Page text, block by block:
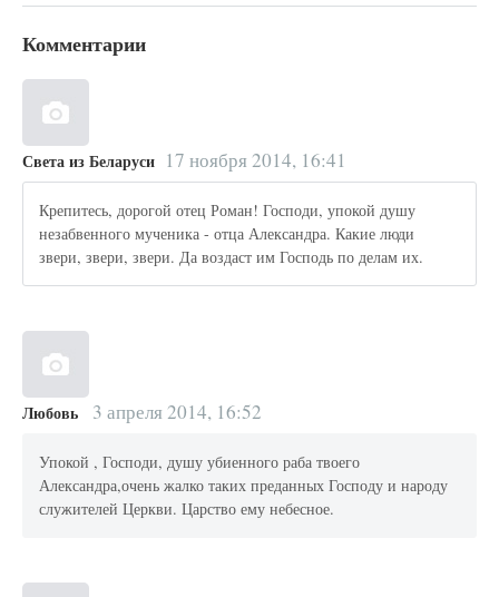
Комментарии
Света из Беларуси 17 ноября 2014, 16:41
Крепитесь, дорогой отец Роман! Господи, упокой душу
незабвенного мученика - отца Александра. Какие люди
звери, звери, звери. Да воздаст им Господь по делам их.
Любовь 3 апреля 2014, 16:52
Упокой , Господи, душу убиенного раба твоего
Александра,очень жалко таких преданных Господу и народу
служителей Церкви. Царство ему небесное.